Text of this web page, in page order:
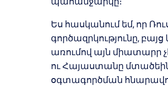
Ես հասկանում եմ, որ
գործազրկությունը,
առումով այն միատարր
ու Հայաստանը
օգտագործման